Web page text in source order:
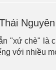
"xứ chè" là
với nhiều